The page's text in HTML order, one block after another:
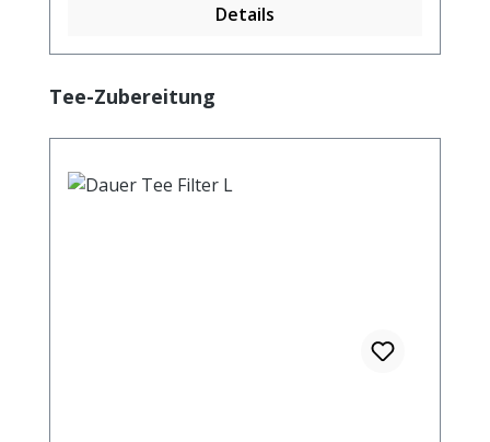
Details
Produktgalerie überspringen
Tee-Zubereitung